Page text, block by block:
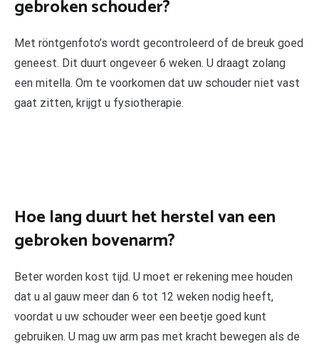
gebroken schouder?
Met röntgenfoto’s wordt gecontroleerd of de breuk goed
geneest. Dit duurt ongeveer 6 weken. U draagt zolang
een mitella. Om te voorkomen dat uw schouder niet vast
gaat zitten, krijgt u fysiotherapie.
Hoe lang duurt het herstel van een
gebroken bovenarm?
Beter worden kost tijd. U moet er rekening mee houden
dat u al gauw meer dan 6 tot 12 weken nodig heeft,
voordat u uw schouder weer een beetje goed kunt
gebruiken. U mag uw arm pas met kracht bewegen als de